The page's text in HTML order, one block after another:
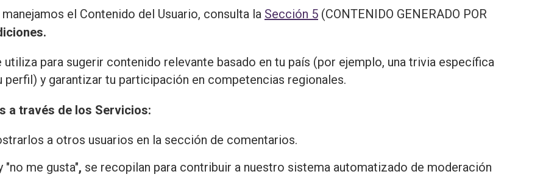
el Contenido del Usuario, consulta la Sección 5 (CONTENIDO GENERADO POR
.
utiliza para sugerir contenido relevante basado en tu país (por ejemplo, una trivia específica
y garantizar tu participación en competencias regionales.
a través de los Servicios:
a otros usuarios en la sección de comentarios.
"no me gusta", se recopilan para contribuir a nuestro sistema automatizado de moderación